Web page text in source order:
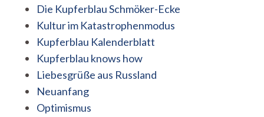
Die Kupferblau Schmöker-Ecke
Kultur im Katastrophenmodus
Kupferblau Kalenderblatt
Kupferblau knows how
Liebesgrüße aus Russland
Neuanfang
Optimismus